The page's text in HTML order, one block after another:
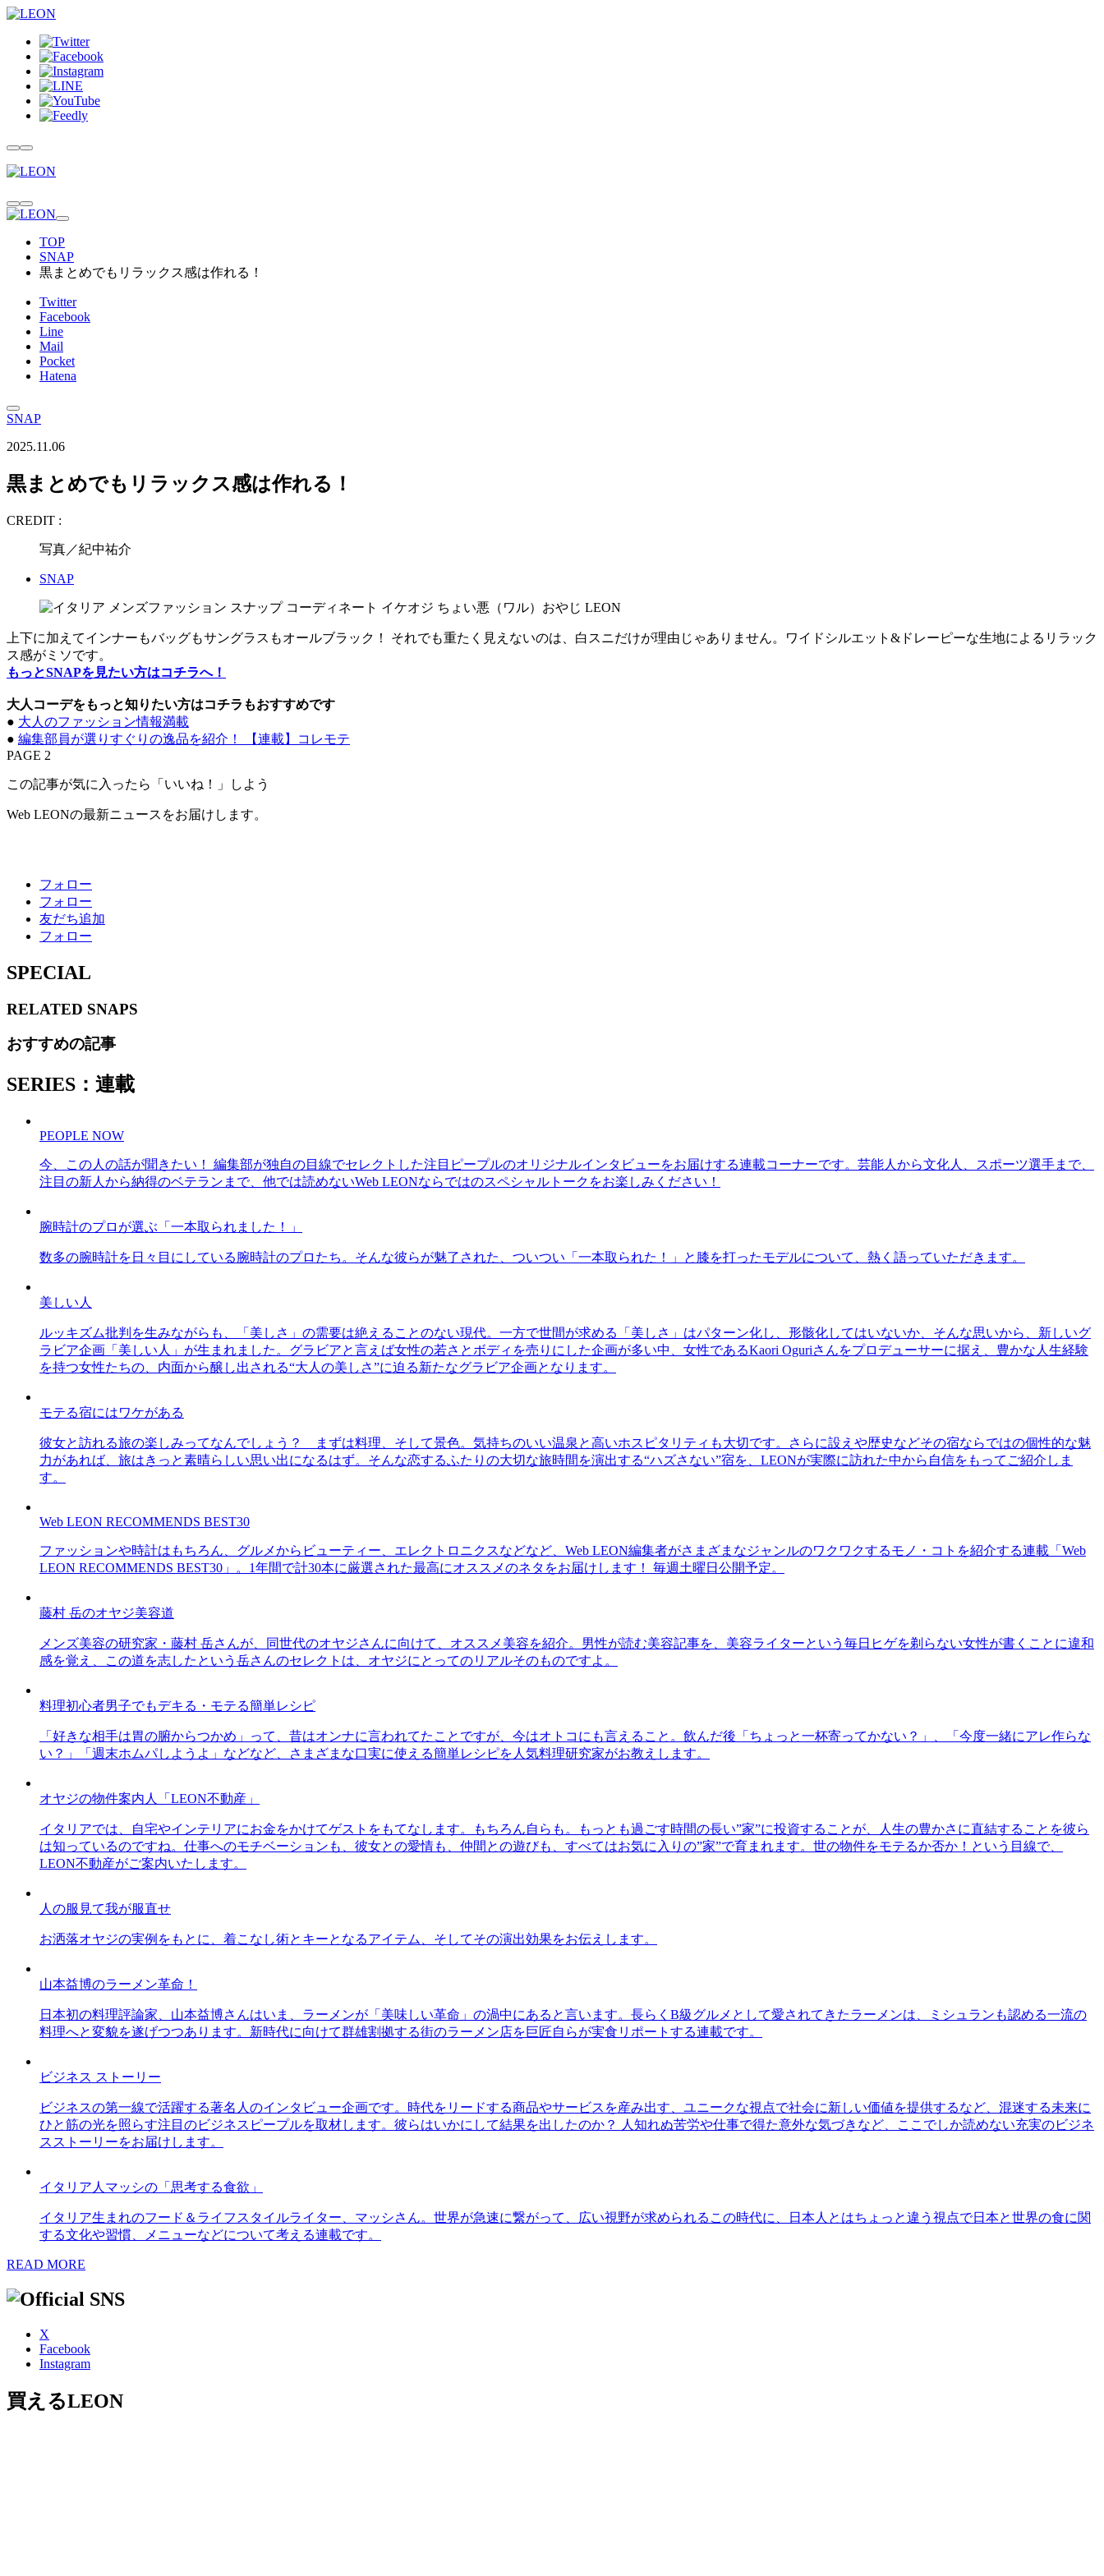
TOP
SNAP
黒まとめでもリラックス感は作れる！
Twitter
Facebook
Line
Mail
Pocket
Hatena
SNAP
2025.11.06
黒まとめでもリラックス感は作れる！
CREDIT :
写真／紀中祐介
SNAP
上下に加えてインナーもバッグもサングラスもオールブラック！ それでも重たく見えないのは、白スニだけが理由じゃありません。ワイドシルエット&ドレーピーな生地によるリラック
ス感がミソです。
もっとSNAPを見たい方はコチラへ！
大人コーデをもっと知りたい方はコチラもおすすめです
● 大人のファッション情報満載
● 編集部員が選りすぐりの逸品を紹介！ 【連載】コレモテ
PAGE 2
この記事が気に入ったら「いいね！」しよう
Web LEONの最新ニュースをお届けします。
フォロー
フォロー
友だち追加
フォロー
SPECIAL
RELATED SNAPS
おすすめの記事
SERIES：連載
PEOPLE NOW
今、この人の話が聞きたい！ 編集部が独自の目線でセレクトした注目ピープルのオリジナルインタビューをお届けする連載コーナーです。芸能人から文化人、スポーツ選手まで、
注目の新人から納得のベテランまで、他では読めないWeb LEONならではのスペシャルトークをお楽しみください！
腕時計のプロが選ぶ「一本取られました！」
数多の腕時計を日々目にしている腕時計のプロたち。そんな彼らが魅了された、ついつい「一本取られた！」と膝を打ったモデルについて、熱く語っていただきます。
美しい人
ルッキズム批判を生みながらも、「美しさ」の需要は絶えることのない現代。一方で世間が求める「美しさ」はパターン化し、形骸化してはいないか、そんな思いから、新しいグ
ラビア企画「美しい人」が生まれました。グラビアと言えば女性の若さとボディを売りにした企画が多い中、女性であるKaori Oguriさんをプロデューサーに据え、豊かな人生経験
を持つ女性たちの、内面から醸し出される“大人の美しさ”に迫る新たなグラビア企画となります。
モテる宿にはワケがある
彼女と訪れる旅の楽しみってなんでしょう？ まずは料理、そして景色。気持ちのいい温泉と高いホスピタリティも大切です。さらに設えや歴史などその宿ならではの個性的な魅
力があれば、旅はきっと素晴らしい思い出になるはず。そんな恋するふたりの大切な旅時間を演出する“ハズさない”宿を、LEONが実際に訪れた中から自信をもってご紹介しま
す。
Web LEON RECOMMENDS BEST30
ファッションや時計はもちろん、グルメからビューティー、エレクトロニクスなどなど、Web LEON編集者がさまざまなジャンルのワクワクするモノ・コトを紹介する連載「Web
LEON RECOMMENDS BEST30」。1年間で計30本に厳選された最高にオススメのネタをお届けします！ 毎週土曜日公開予定。
藤村 岳のオヤジ美容道
メンズ美容の研究家・藤村 岳さんが、同世代のオヤジさんに向けて、オススメ美容を紹介。男性が読む美容記事を、美容ライターという毎日ヒゲを剃らない女性が書くことに違和
感を覚え、この道を志したという岳さんのセレクトは、オヤジにとってのリアルそのものですよ。
料理初心者男子でもデキる・モテる簡単レシピ
「好きな相手は胃の腑からつかめ」って、昔はオンナに言われてたことですが、今はオトコにも言えること。飲んだ後「ちょっと一杯寄ってかない？」、「今度一緒にアレ作らな
い？」「週末ホムパしようよ」などなど、さまざまな口実に使える簡単レシピを人気料理研究家がお教えします。
オヤジの物件案内人「LEON不動産」
イタリアでは、自宅やインテリアにお金をかけてゲストをもてなします。もちろん自らも。もっとも過ごす時間の長い”家”に投資することが、人生の豊かさに直結することを彼ら
は知っているのですね。仕事へのモチベーションも、彼女との愛情も、仲間との遊びも、すべてはお気に入りの”家”で育まれます。世の物件をモテるか否か！という目線で、
LEON不動産がご案内いたします。
人の服見て我が服直せ
お洒落オヤジの実例をもとに、着こなし術とキーとなるアイテム、そしてその演出効果をお伝えします。
山本益博のラーメン革命！
日本初の料理評論家、山本益博さんはいま、ラーメンが「美味しい革命」の渦中にあると言います。長らくB級グルメとして愛されてきたラーメンは、ミシュランも認める一流の
料理へと変貌を遂げつつあります。新時代に向けて群雄割拠する街のラーメン店を巨匠自らが実食リポートする連載です。
ビジネス ストーリー
ビジネスの第一線で活躍する著名人のインタビュー企画です。時代をリードする商品やサービスを産み出す、ユニークな視点で社会に新しい価値を提供するなど、混迷する未来に
ひと筋の光を照らす注目のビジネスピープルを取材します。彼らはいかにして結果を出したのか？ 人知れぬ苦労や仕事で得た意外な気づきなど、ここでしか読めない充実のビジネ
スストーリーをお届けします。
イタリア人マッシの「思考する食欲」
イタリア生まれのフード＆ライフスタイルライター、マッシさん。世界が急速に繋がって、広い視野が求められるこの時代に、日本人とはちょっと違う視点で日本と世界の食に関
する文化や習慣、メニューなどについて考える連載です。
READ MORE
X
Facebook
Instagram
買えるLEON